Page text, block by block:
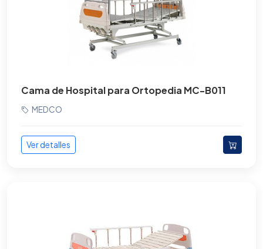
Cama de Hospital para Ortopedia MC-B011
MEDCO
Ver detalles